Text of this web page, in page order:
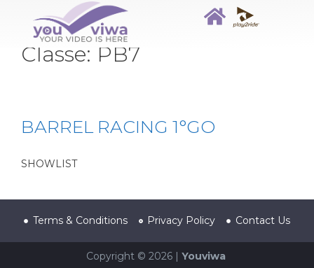
Classe: PB7
BARREL RACING 1°GO
SHOWLIST
Terms & Conditions Privacy Policy Contact Us
Copyright © 2026 | Youviwa